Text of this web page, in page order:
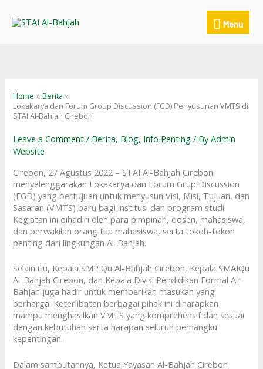
content
Menu
Menu
Home
Berita
Lokakarya dan Forum Group Discussion (FGD) Penyusunan VMTS di
STAI Al-Bahjah Cirebon
Leave a Comment / Berita, Blog, Info Penting / ByAdmin
Website
Cirebon, 27 Agustus 2022 – STAI Al-Bahjah Cirebon
menyelenggarakan Lokakarya dan Forum Grup Discussion
(FGD) yang bertujuan untuk menyusun Visi, Misi, Tujuan, dan
Sasaran (VMTS) baru bagi institusi dan program studi.
Kegiatan ini dihadiri oleh para pimpinan, dosen, mahasiswa,
dan perwakilan orang tua mahasiswa, serta tokoh-tokoh
penting dari lingkungan Al-Bahjah.
Selain itu, Kepala SMPIQu Al-Bahjah Cirebon, Kepala SMAIQu
Al-Bahjah Cirebon, dan Kepala Divisi Pendidikan Formal Al-
Bahjah juga hadir untuk memberikan masukan yang
berharga. Keterlibatan berbagai pihak ini diharapkan
mampu menghasilkan VMTS yang komprehensif dan sesuai
dengan kebutuhan serta harapan seluruh pemangku
kepentingan.
Dalam sambutannya, Ketua Yayasan Al-Bahjah Cirebon